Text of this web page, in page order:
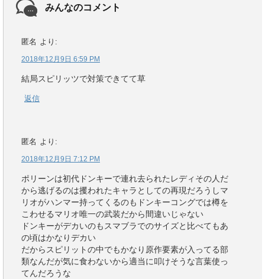
みんなのコメント
匿名 より:
2018年12月9日 6:59 PM
結局スピリッツで対策できてて草
返信
匿名 より:
2018年12月9日 7:12 PM
ポリーンは初代ドンキーで連れ去られたレディその人だ
から逃げるのは攫われたキャラとしての再現だろうしマ
リオがハンマー持ってくるのもドンキーコングでは樽を
こわせるマリオ唯一の武装だから間違いじゃない
ドンキーがデカいのもスマブラでのサイズと比べてもあ
の頃はかなりデカい
だからスピリットの中でもかなり原作要素が入ってる部
類なんだが気に食わないから適当に叩けそうな言葉使っ
てんだろうな